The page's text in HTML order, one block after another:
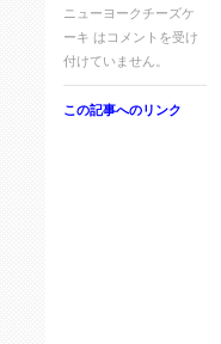
ニューヨークチーズケ
ーキ は コメントを受け
付けていません。
この記事へのリンク